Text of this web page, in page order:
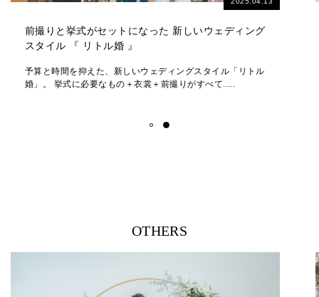
【2026】スタジオ夏得キャンペーン★最大40％オフ
得キャンペーン 夏のスタジオ撮影をお得.....
OTHERS